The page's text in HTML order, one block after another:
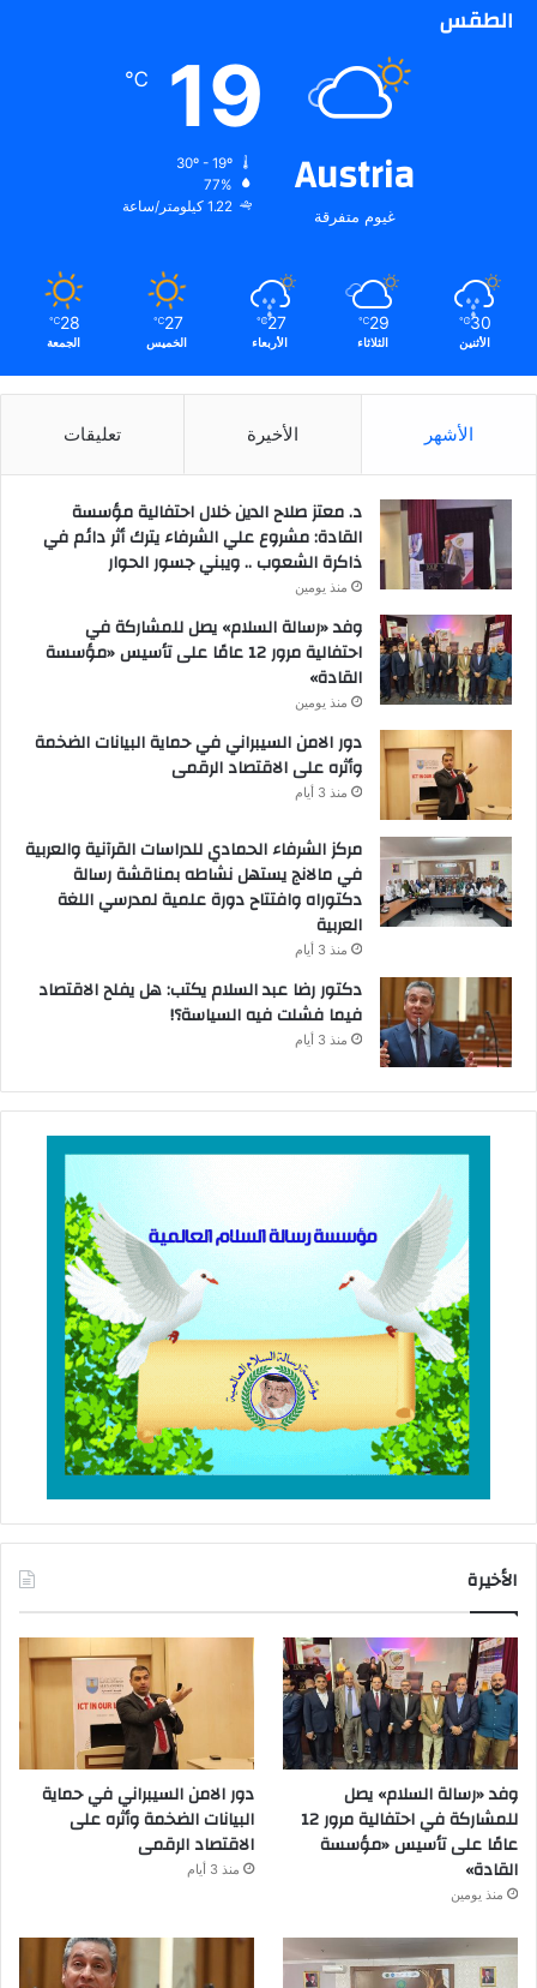
الطقس
Austria
غيوم متفرقة
19
℃
77%
1.22 كيلومتر/ساعة
30
℃
الأثنين
29
℃
الثلاثاء
27
℃
الأربعاء
27
℃
الخميس
28
℃
الجمعة
الأشهر الأخيرة تعليقات
د. معتز صلاح الدين خلال احتفالية مؤسسة
القادة: مشروع علي الشرفاء يترك أثر دائم في
ذاكرة الشعوب .. ويبني جسور الحوار
منذ يومين
وفد «رسالة السلام» يصل للمشاركة في
احتفالية مرور 12 عامًا على تأسيس «مؤسسة
القادة»
منذ يومين
دور الامن السيبراني في حماية البيانات الضخمة
وأثره على الاقتصاد الرقمى
منذ 3 أيام
مركز الشرفاء الحمادي للدراسات القرآنية والعربية
في مالانج يستهل نشاطه بمناقشة رسالة
دكتوراه وافتتاح دورة علمية لمدرسي اللغة
العربية
منذ 3 أيام
دكتور رضا عبد السلام يكتب: هل يفلح الاقتصاد
فيما فشلت فيه السياسة؟!
منذ 3 أيام
الأخيرة
وفد «رسالة السلام» يصل
للمشاركة في احتفالية مرور 12
عامًا على تأسيس «مؤسسة
القادة»
منذ يومين
دور الامن السيبراني في حماية
البيانات الضخمة وأثره على
الاقتصاد الرقمى
منذ 3 أيام